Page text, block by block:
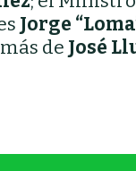
Jorge
de José